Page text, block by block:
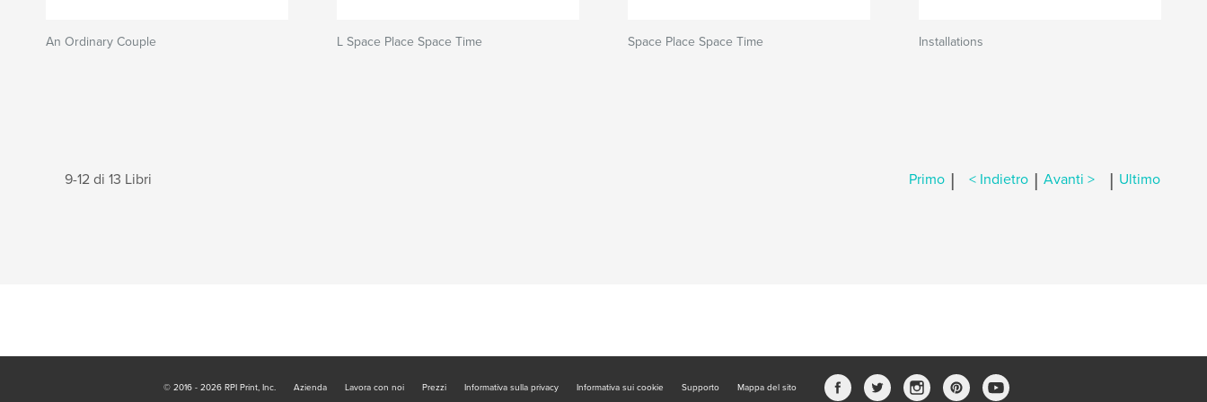
An Ordinary Couple L Space Place Space Time Space Place Space Time Installations
9-12 di 13 Libri Primo | < Indietro | Avanti > | Ultimo
© 2016 - 2026 RPI Print, Inc. Azienda Lavora con noi Prezzi Informativa sulla privacy Informativa sui cookie Supporto Mappa del sito